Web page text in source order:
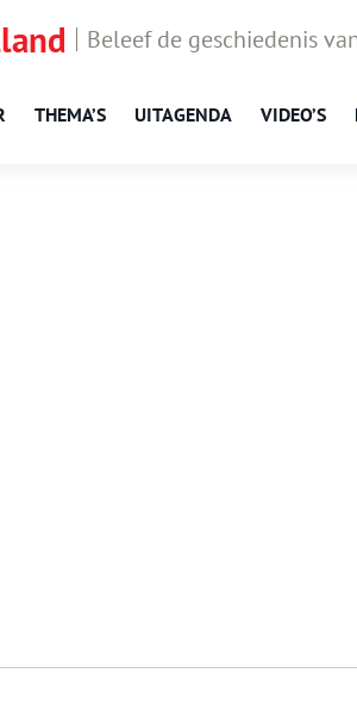
Beleef de geschiedenis
THEMA’S UITAGENDA VIDEO’S